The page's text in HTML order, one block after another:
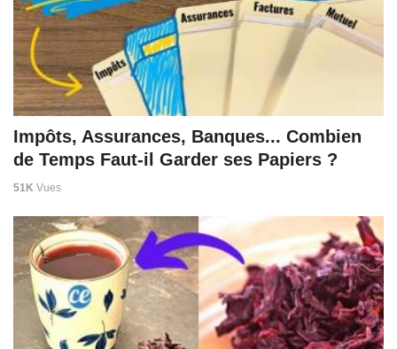
Impôts, Assurances, Banques... Combien
de Temps Faut-il Garder ses Papiers ?
51K Vues